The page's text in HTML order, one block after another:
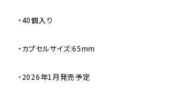
・40個入り
・カプセルサイズ:65mm
・2026年1月発売予定